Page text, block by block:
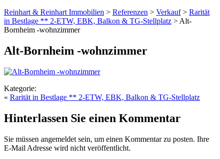
Reinhart & Reinhart Immobilien > Referenzen > Verkauf> Rarität
in Bestlage ** 2-ETW, EBK, Balkon & TG-Stellplatz > Alt-
Bornheim -wohnzimmer
Alt-Bornheim -wohnzimmer
Kategorie:
« Rarität in Bestlage ** 2-ETW, EBK, Balkon & TG-Stellplatz
Hinterlassen Sie einen Kommentar
Sie müssen angemeldet sein, um einen Kommentar zu posten. Ihre
E-Mail Adresse wird nicht veröffentlicht.